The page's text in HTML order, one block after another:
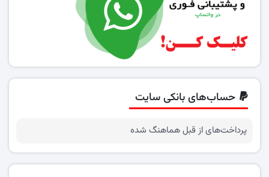
حساب‌های بانکی سایت
پرداخت‌های از قبل هماهنگ شده